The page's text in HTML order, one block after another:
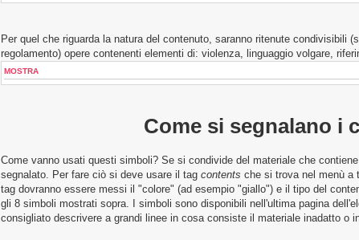
Per quel che riguarda la natura del contenuto, saranno ritenute condivisibili
regolamento) opere contenenti elementi di: violenza, linguaggio volgare,
MOSTRA
Come si segnalano i
Come vanno usati questi simboli? Se si condivide del materiale che
segnalato. Per fare ciò si deve usare il tag contents che si trova nel menù a
tag dovranno essere messi il "colore" (ad esempio "giallo") e il tipo del
gli 8 simboli mostrati sopra. I simboli sono disponibili nell'ultima pagina
consigliato descrivere a grandi linee in cosa consiste il materiale inadatto o